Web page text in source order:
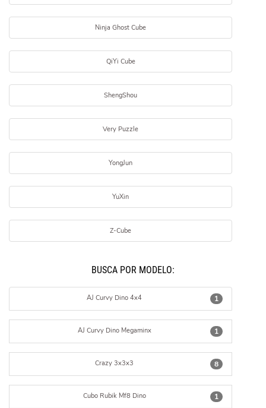
Ninja Ghost Cube
QiYi Cube
ShengShou
Very Puzzle
YongJun
YuXin
Z-Cube
BUSCÁ POR MODELO:
1
AJ Curvy Dino 4x4
1
AJ Curvy Dino Megaminx
8
Crazy 3x3x3
1
Cubo Rubik Mf8 Dino